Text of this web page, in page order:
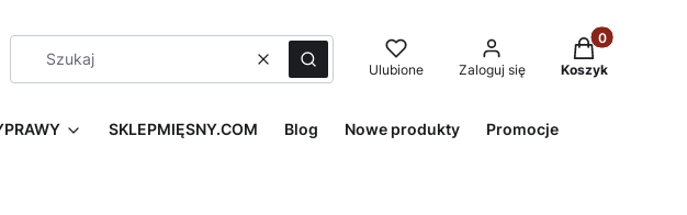
WyczyśćSzukaj Ulubione Zaloguj się
Produkty w
Koszyk
SKLEPMIĘSNY.COM Blog Nowe produkty Promocje